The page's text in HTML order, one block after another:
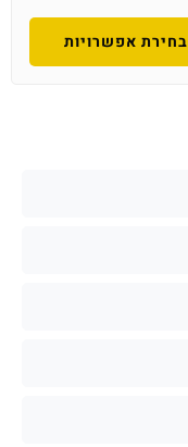
בחירת אפשרויות